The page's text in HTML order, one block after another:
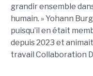
grandir ensemble
humain. »Yohann
puisqu’il en était
depuis 2023 et
travail Collaboration D